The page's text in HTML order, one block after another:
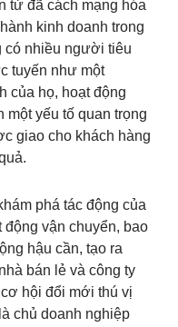
tử đã cách mạng hóa
kinh doanh trong
có nhiều người tiêu
tuyến như một
của họ, hoạt động
một yếu tố quan trọng
giao cho khách hàng
phá tác động của
vận chuyển, bao
hậu cần, tạo ra
bán lẻ và công ty
hội đổi mới thú vị
chủ doanh nghiệp